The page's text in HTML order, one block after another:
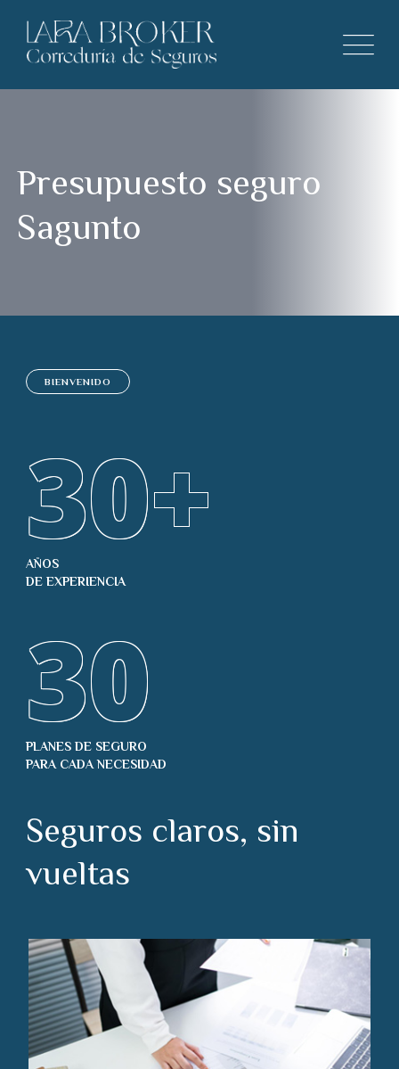
Presupuesto seguro
Sagunto
BIENVENIDO
30+
AÑOS
DE EXPERIENCIA
30
PLANES DE SEGURO
PARA CADA NECESIDAD
Seguros claros, sin
vueltas